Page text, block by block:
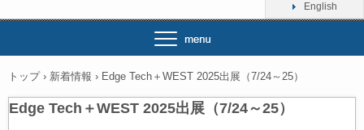
English
トップ › 新着情報 › Edge Tech＋WEST 2025出展（7/24～25）
Edge Tech＋WEST 2025出展（7/24～25）